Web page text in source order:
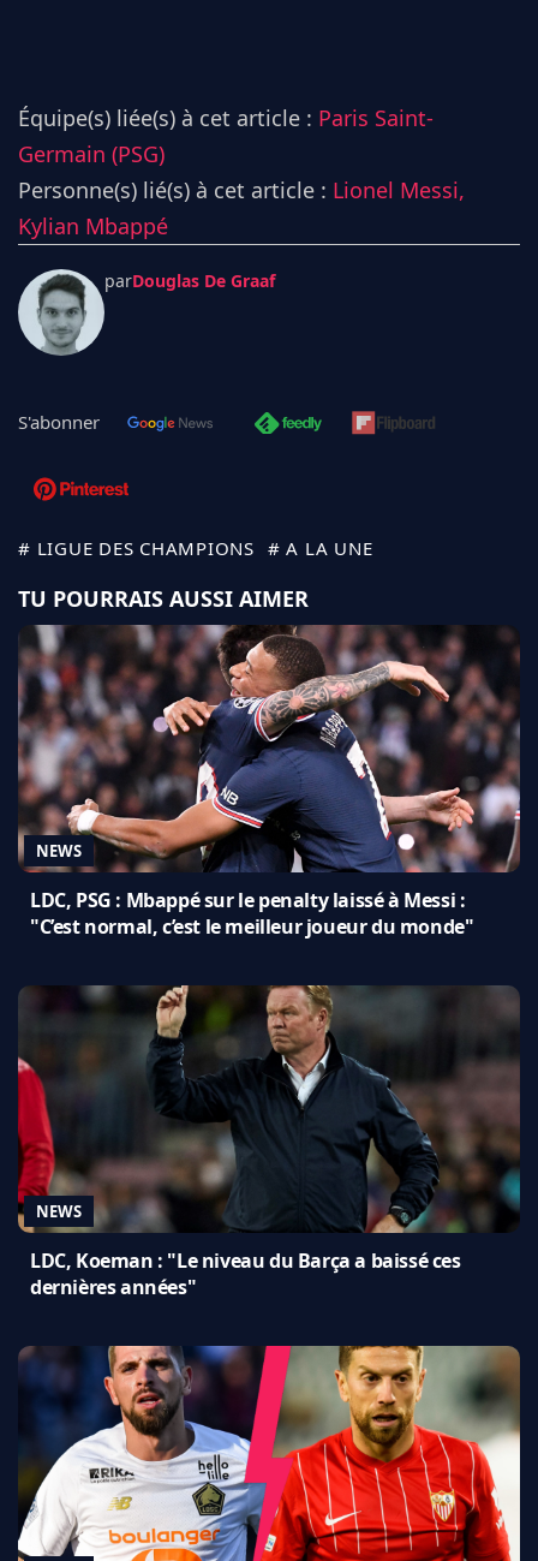
Équipe(s) liée(s) à cet article : Paris Saint-
Germain (PSG)
Personne(s) lié(s) à cet article : Lionel Messi,
Kylian Mbappé
parDouglas De Graaf
S'abonner
# LIGUE DES CHAMPIONS # A LA UNE
TU POURRAIS AUSSI AIMER
NEWS
LDC, PSG : Mbappé sur le penalty laissé à Messi :
"C’est normal, c’est le meilleur joueur du monde"
NEWS
LDC, Koeman : "Le niveau du Barça a baissé ces
dernières années"